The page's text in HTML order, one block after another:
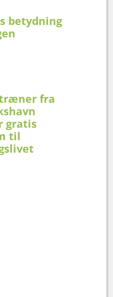
betydning
fra
gratis
til